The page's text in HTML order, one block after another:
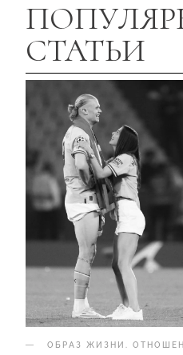
СТАТЬИ
ОБРАЗ ЖИЗНИ